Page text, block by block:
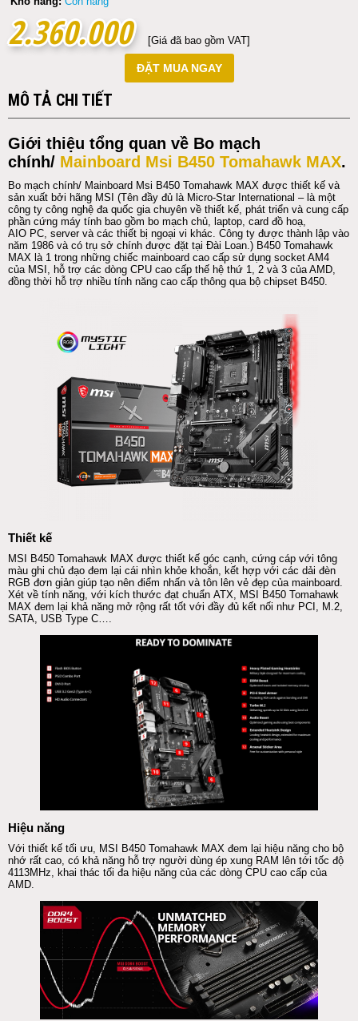
2.360.000
2.360.000 [Giá đã bao gồm VAT]
ĐẶT MUA NGAY
MÔ TẢ CHI TIẾT
Giới thiệu tổng quan về Bo mạch
chính/ Mainboard Msi B450 Tomahawk MAX.
Bo mạch chính/ Mainboard Msi B450 Tomahawk MAX được thiết kế và
sản xuất bởi hãng MSI (Tên đầy đủ là Micro-Star International –là một
công ty công nghệ đa quốc gia chuyên về thiết kế, phát triển và cung cấp
phần cứng máy tính bao gồm bo mạch chủ, laptop , card đồ hoạ,
AIO PC servervà các thiết bị ngoại vi khác. Công ty được thành lập vào
năm 1986 và có trụ sở chính được đặt tại Đài Loan.) B450 Tomahawk
MAX là 1 trong những chiếc mainboard cao cấp sử dụng socket AM4
của MSI , hỗ trợ các dòng CPU cao cấp thế hệ thứ 1, 2 và 3 của AMD,
đồng thời hỗ trợ nhiều tính năng cao cấp thông qua bộ chipset B450.
Thiết kế
MSI
B450 Tomahawk MAX được thiết kế góc cạnh, cứng cáp với tông
màu ghi chủ đạo đem lại cái nhìn khỏe khoắn, kết hợp với các dải đèn
RGB đơn giản giúp tạo nên điểm nhấn và tôn lên vẻ đẹp của mainboard.
Xét về tính năng, với kích thước đạt chuẩn ATX, MSI
B450 Tomahawk
MAX đem lại khả năng mở rộng rất tốt với đầy đủ kết nối như PC I, M.2,
SATA, USB Type C….
Hiệu năng
Với thiết kế tối ưu, MSI B450 Tomahawk MAX đem lại hiệu năng cho bộ
nhớ rất cao, có khả năng hỗ trợ người dùng ép xung RAM lên tới tốc độ
4113MHz, khai thác tối đa hiệu năng của các dòng CPU cao cấp của
AMD.